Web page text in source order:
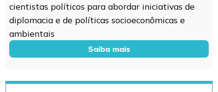
cientistas políticos para abordar iniciativas de
diplomacia e de políticas socioeconômicas e
ambientais
Saiba mais